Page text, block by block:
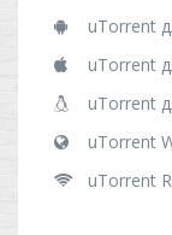
uTorrent
uTorrent
uTorrent
uTorrent
uTorrent